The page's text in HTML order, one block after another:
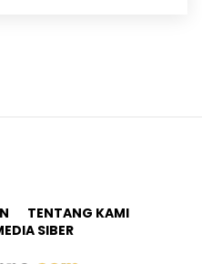
TENTANG KAMI
SIBER